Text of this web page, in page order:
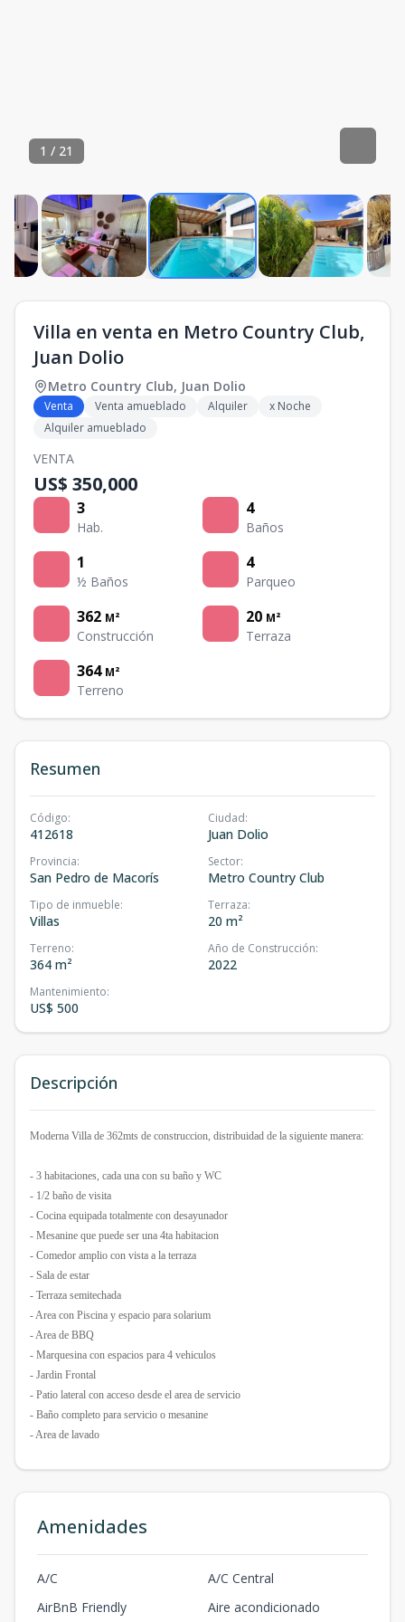
1 / 21
Villa en venta en Metro Country Club,
Juan Dolio
Metro Country Club, Juan Dolio
Venta Venta amueblado Alquiler
x Noche
Alquiler amueblado
VENTA
US$ 350,000
3
Hab.
4
Baños
1
½ Baños
4
Parqueo
362 M²
Construcción
20 M²
Terraza
364 M²
Terreno
Resumen
Código:
412618
Ciudad:
Juan Dolio
Provincia:
San Pedro de Macorís
Sector:
Metro Country Club
Tipo de inmueble:
Villas
Terraza:
20 m²
Terreno:
364 m²
Año de Construcción:
2022
Mantenimiento:
US$ 500
Descripción
Moderna Villa de 362mts de construccion, distribuidad de la siguiente manera:
- 3 habitaciones, cada una con su baño y WC
- 1/2 baño de visita
- Cocina equipada totalmente con desayunador
- Mesanine que puede ser una 4ta habitacion
- Comedor amplio con vista a la terraza
- Sala de estar
- Terraza semitechada
- Area con Piscina y espacio para solarium
- Area de BBQ
- Marquesina con espacios para 4 vehiculos
- Jardin Frontal
- Patio lateral con acceso desde el area de servicio
- Baño completo para servicio o mesanine
- Area de lavado
Amenidades
A/C
A/C Central
AirBnB Friendly
Aire acondicionado